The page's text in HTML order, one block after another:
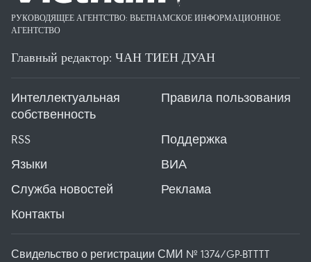
РУКОВОДЯЩЕЕ АГЕНТСТВО: ВЬЕТНАМСКОЕ ИНФОРМАЦИОННОЕ
АГЕНТСТВО
Главный редактор: ЧАН ТИЕН ДУАН
Интеллектуальная
собственность
Правила пользования
RSS
Поддержка
Языки
ВИА
Служба новостей
Реклама
Контакты
Свидельство о регистрации СМИ № 1374/GP-BTTTT